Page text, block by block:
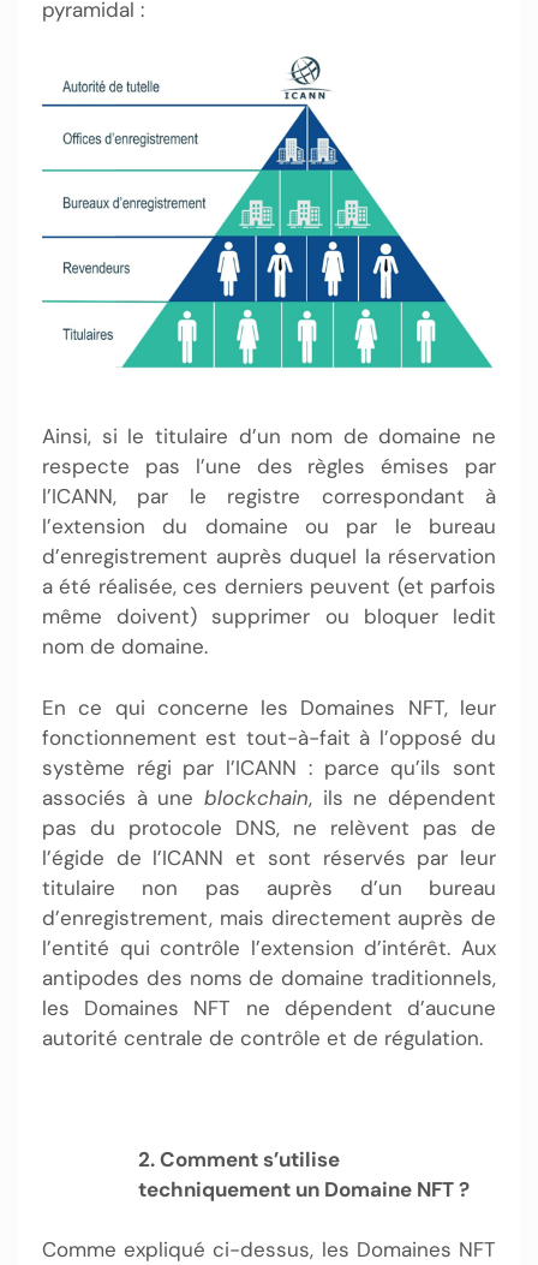
pyramidal :
Ainsi, si le titulaire d’un nom de domaine ne
respecte pas l’une des règles émises par
l’ICANN, par le registre correspondant à
l’extension du domaine ou par le bureau
d’enregistrement auprès duquel la réservation
a été réalisée, ces derniers peuvent (et parfois
même doivent) supprimer ou bloquer ledit
nom de domaine.
En ce qui concerne les Domaines NFT, leur
fonctionnement est tout-à-fait à l’opposé du
système régi par l’ICANN : parce qu’ils sont
associés à une blockchain, ils ne dépendent
pas du protocole DNS, ne relèvent pas de
l’égide de l’ICANN et sont réservés par leur
titulaire non pas auprès d’un bureau
d’enregistrement, mais directement auprès de
l’entité qui contrôle l’extension d’intérêt. Aux
antipodes des noms de domaine traditionnels,
les Domaines NFT ne dépendent d’aucune
autorité centrale de contrôle et de régulation.
2. Comment s’utilise
techniquement un Domaine NFT ?
Comme expliqué ci-dessus, les Domaines NFT